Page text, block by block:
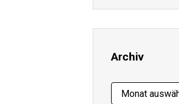
ein ...
Archiv
Archiv